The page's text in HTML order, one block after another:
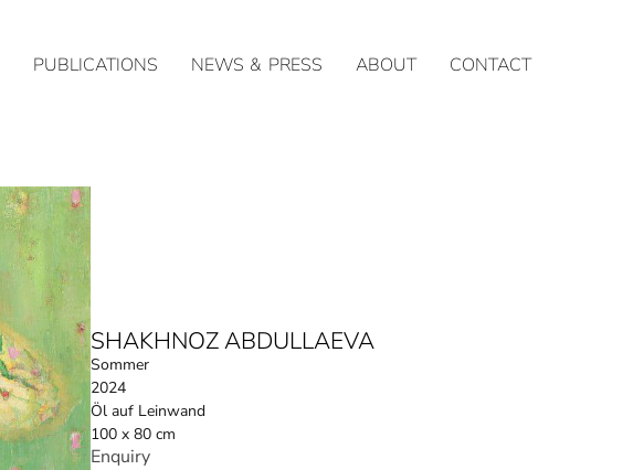
PUBLICATIONS NEWS & PRESS ABOUT CONTACT
SHAKHNOZ ABDULLAEVA
Sommer
2024
Öl auf Leinwand
100 x 80 cm
Enquiry